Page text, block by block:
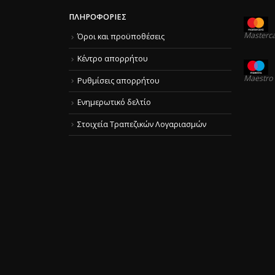
ΠΛΗΡΟΦΟΡΊΕΣ
Όροι και προϋποθέσεις
Κέντρο απορρήτου
Ρυθμίσεις απορρήτου
Ενημερωτικό δελτίο
Στοιχεία Τραπεζικών Λογαριασμών
Maestro